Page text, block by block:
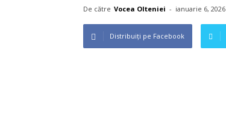
De către Vocea Olteniei - ianuarie 6, 2026
Distribuiți pe Facebook